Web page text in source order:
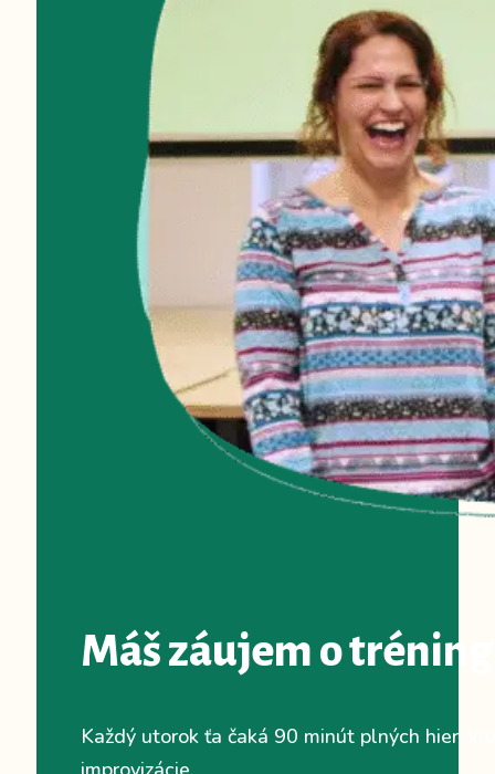
Máš záujem o
Každý utorok ťa čaká 90 minút plných hier,